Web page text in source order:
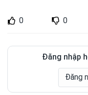
0 0
Đăng nhập
Đăng